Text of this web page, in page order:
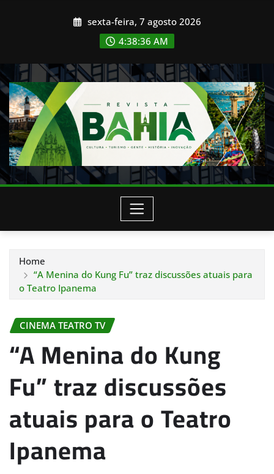
sexta-feira, 7 agosto 2026
4:38:38 AM
Home
“A Menina do Kung Fu” traz discussões atuais para
o Teatro Ipanema
CINEMA TEATRO TV
“A Menina do Kung
Fu” traz discussões
atuais para o Teatro
Ipanema